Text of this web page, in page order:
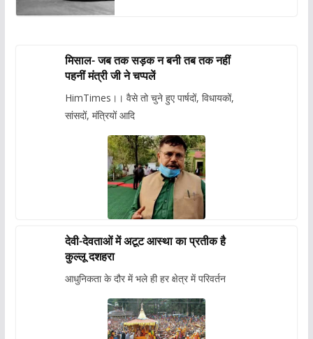
मिसाल- जब तक सड़क न बनी तब तक नहीं
पहनीं मंत्री जी ने चप्पलें
HimTimes।। वैसे तो चुने हुए पार्षदों, विधायकों,
सांसदों, मंत्रियों आदि
देवी-देवताओं में अटूट आस्था का प्रतीक है
कुल्लू दशहरा
आधुनिकता के दौर में भले ही हर क्षेत्र में परिवर्तन